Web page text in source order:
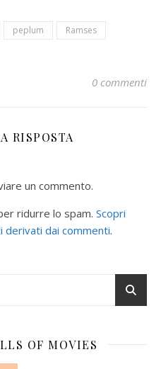
peplum
Ramses
0 commenti
RISPOSTA
un commento.
ridurre lo spam. Scopri
derivati dai commenti.
OF MOVIES